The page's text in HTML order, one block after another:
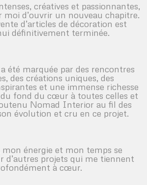
créatives et passionnantes,
moi d’ouvrir un nouveau chapitre.
d’articles de décoration est
définitivement terminée.
été marquée par des rencontres
des créations uniques, des
et une immense richesse
fond du cœur à toutes celles et
Nomad Interior au fil des
évolution et cru en ce projet.
mon énergie et mon temps se
d’autres projets qui me tiennent
à cœur.